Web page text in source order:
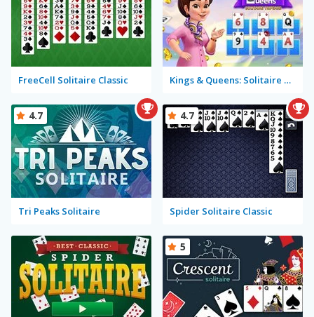
FreeCell Solitaire Classic Kings & Queens: Solitaire Tripeaks
Tri Peaks Solitaire
4.7
Spider Solitaire Classic
4.7
5